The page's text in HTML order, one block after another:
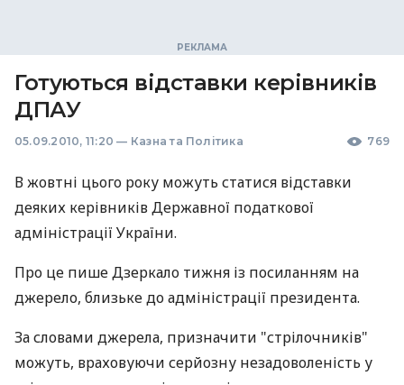
Готуються відставки керівників
ДПАУ
05.09.2010, 11:20 — Казна та Політика 769
В жовтні цього року можуть статися відставки
деяких керівників Державної податкової
адміністрації України.
Про це пише Дзеркало тижня із посиланням на
джерело, близьке до адміністрації президента.
За словами джерела, призначити "стрілочників"
можуть, враховуючи серйозну незадоволеність у